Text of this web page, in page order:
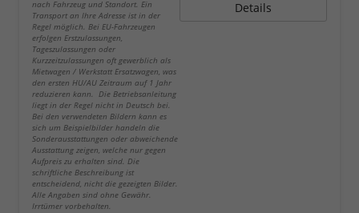
nach Fahrzeug und Standort. Ein
Transport an Ihre Adresse ist in der
Regel möglich. Bei EU-Fahrzeugen
erfolgen Erstzulassungen,
Tageszulassungen oder
Kurzzeitzulassungen oft gewerblich als
Mietwagen / Werkstatt Ersatzwagen, was
den ersten HU/AU Zeitraum auf 1 Jahr
reduzieren kann. Die Betriebsanleitung
liegt in der Regel nicht in Deutsch bei.
Bei den verwendeten Bildern kann es
sich um Beispielbilder handeln die
Sonderausstattungen oder abweichende
Ausstattung zeigen, welche nur gegen
Aufpreis zu erhalten sind. Die
schriftliche Beschreibung ist
entscheidend, nicht die gezeigten Bilder.
Alle Angaben sind ohne Gewähr.
Irrtümer vorbehalten.
Details